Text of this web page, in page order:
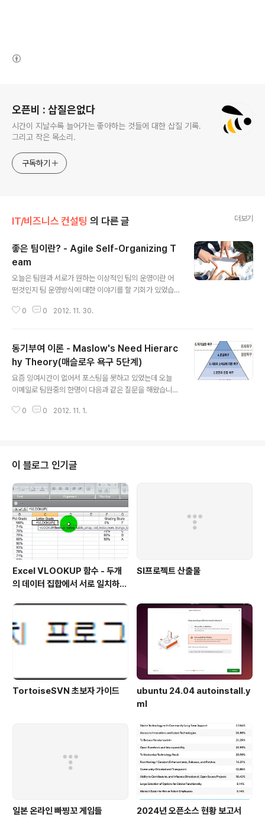
오픈비 : 삽질은없다
시간이 지날수록 늘어가는 좋아하는 것들에 대한 삽질 기록.
그리고 작은 목소리.
구독하기
IT/비즈니스 컨설팅 의 다른 글 더보기
좋은 팀이란? - Agile Self-Organizing T
eam
오늘은 팀원과 서로가 원하는 이상적인 팀의 운영이란 어
떤것인지 팀 운영방식에 대한 이야기를 할 기회가 있었습
로 해야 하는데, 대화를 해보니 팀 리딩에 있어서 팀원들과
지난 몇년간 애자일하게 일하는 SW기업이 되고자 이런저
런 고민을 많이 하고 있습니다.그 중 'Self-Organizing T
eam' 이라는 키워드는 매력적이었고 제가 원하던 모델이
었죠. 저는 전통적인 조직운영 방식에서 보이는 강력한 중
가 적고 구성원의 자유도가 높은 리더십으로 운영이 되는
0 0 2012. 11. 30.
동기부여 이론 - Maslow's Need Hierarc
hy Theory(매슬로우 욕구 5단계)
요즘 잉여시간이 없어서 포스팅을 못하고 있었는데 오늘
이메일로 팀원중의 한명이 다음과 같은 질문을 해왔습니
면서 점점 단조로워지고 예전처럼 재미가 없어서 열정이
제가 생각해 왔던 이야기를 해주는 것이 좋을 것 같아서 글
로 정리를 해보았습니다. 어느 조직에서나 조금 경력이 쌓
이고 후임자들을 관리해야 하는 자리에 가게되면 팀원들
효율적 생산성 제고 방안에 대하여 생각하게 되죠. 저 역시
SW기업의 좋은 팀워크에 대한 고민이 항상 많습니다. 개
인의 욕구와 동기부여를 위한 이 부분의 설명을 위..
0 0 2012. 11. 1.
이 블로그 인기글
Excel VLOOKUP 함수 - 두개
의 데이터 집합에서 서로 일치하지
SI프로젝트 산출물
TortoiseSVN 초보자 가이드
ubuntu 24.04 autoinstall.y
ml
일본 온라인 빠찡꼬 게임들 2024년 오픈소스 현황 보고서